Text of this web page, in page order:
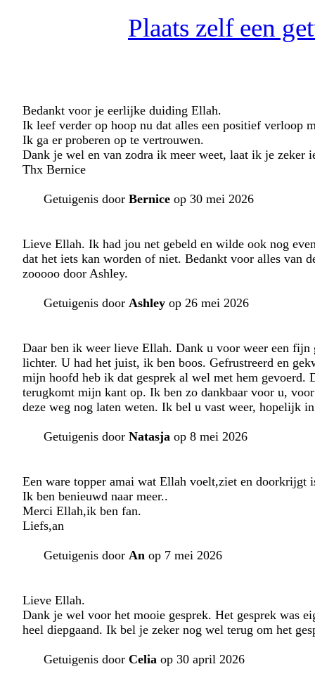
Plaats zelf een
Bedankt voor je eerlijke duiding Ellah.
Ik leef verder op hoop nu dat alles een positief verloop
Ik ga er proberen op te vertrouwen.
Dank je wel en van zodra ik meer weet, laat ik je zeker
Thx Bernice
Getuigenis door Bernice op 30 mei 2026
Lieve Ellah. Ik had jou net gebeld en wilde ook nog
dat het iets kan worden of niet. Bedankt voor alles van
zooooo door Ashley.
Getuigenis door Ashley op 26 mei 2026
Daar ben ik weer lieve Ellah. Dank u voor weer een
lichter. U had het juist, ik ben boos. Gefrustreerd en
mijn hoofd heb ik dat gesprek al wel met hem gevoerd.
terugkomt mijn kant op. Ik ben zo dankbaar voor u,
deze weg nog laten weten. Ik bel u vast weer, hopelijk
Getuigenis door Natasja op 8 mei 2026
Een ware topper amai wat Ellah voelt,ziet en doorkrijgt
Ik ben benieuwd naar meer..
Merci Ellah,ik ben fan.
Liefs,an
Getuigenis door An op 7 mei 2026
Lieve Ellah.
Dank je wel voor het mooie gesprek. Het gesprek was
heel diepgaand. Ik bel je zeker nog wel terug om het
Getuigenis door Celia op 30 april 2026